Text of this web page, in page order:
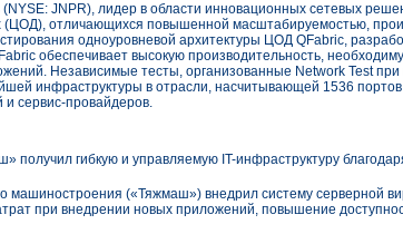
JNPR), лидер в области инновационных сетевых
(ЦОД), отличающихся повышенной масштабируемостью,
одноуровневой архитектуры ЦОД QFabric,
обеспечивает высокую производительность,
Независимые тесты, организованные Network Test
инфраструктуры в отрасли, насчитывающей 1536
сервис-провайдеров.
получил гибкую и управляемую IT-инфраструктуру
машиностроения («Тяжмаш») внедрил систему серверной
при внедрении новых приложений, повышение